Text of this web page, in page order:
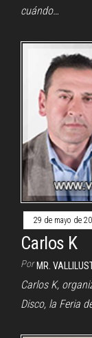
cuándo…
29 de mayo de
Carlos K
Por MR.
Carlos K,
Disco, la Feria